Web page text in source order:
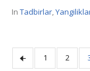
In Tadbirlar,
1 2